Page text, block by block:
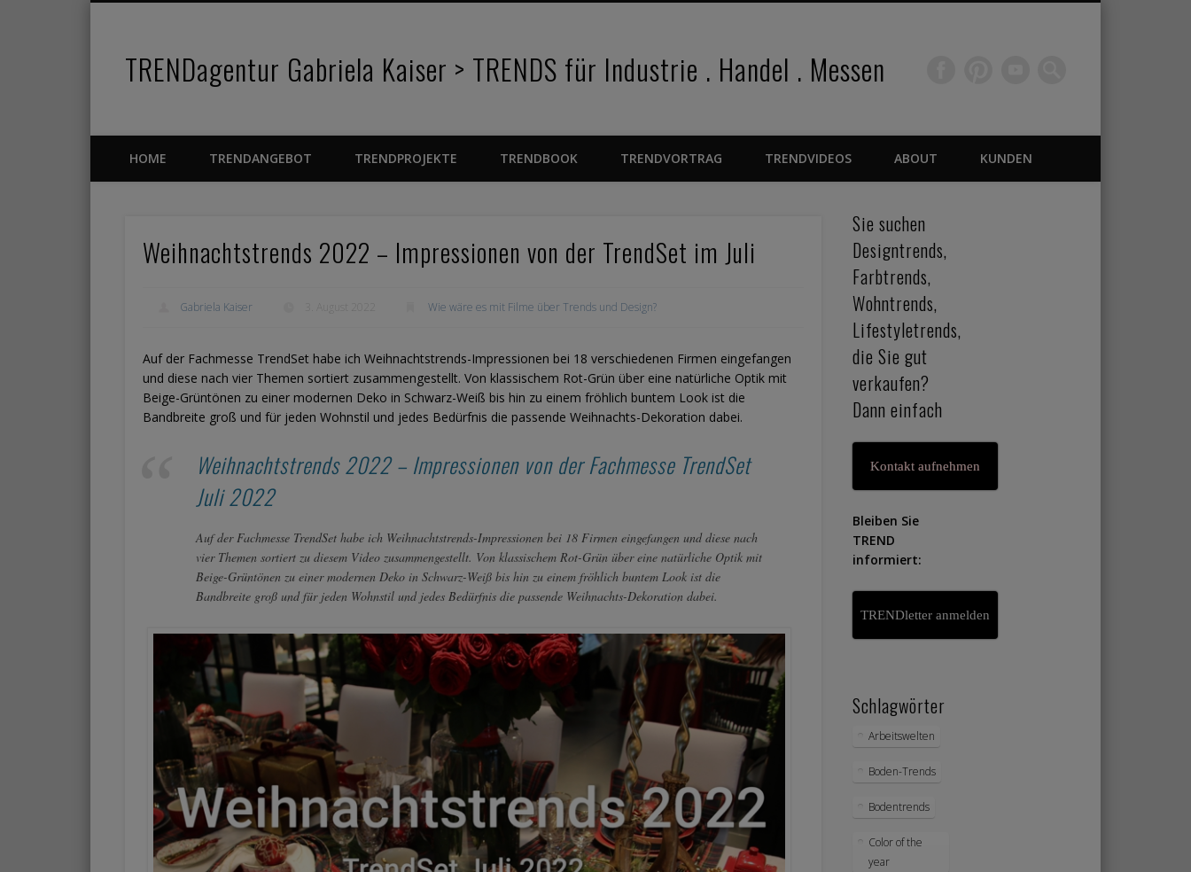
TRENDagentur Gabriela Kaiser > TRENDS für Industrie . Handel . Messen
PinterestVimeo
HOME TRENDANGEBOT TRENDPROJEKTE TRENDBOOK TRENDVORTRAG TRENDVIDEOS ABOUT KUNDEN
Weihnachtstrends 2022 – Impressionen von der TrendSet im Juli
Gabriela Kaiser Wie wäre es mit Filme über Trends und Design?
Auf der Fachmesse TrendSet habe ich Weihnachtstrends-Impressionen bei 18 verschiedenen Firmen eingefangen
und diese nach vier Themen sortiert zusammengestellt. Von klassischem Rot-Grün über eine natürliche Optik mit
Beige-Grüntönen zu einer modernen Deko in Schwarz-Weiß bis hin zu einem fröhlich buntem Look ist die
Bandbreite groß und für jeden Wohnstil und jedes Bedürfnis die passende Weihnachts-Dekoration dabei.
Weihnachtstrends 2022 – Impressionen von der Fachmesse TrendSet
Juli 2022
Auf der Fachmesse TrendSet habe ich Weihnachtstrends-Impressionen bei 18 Firmen eingefangen und diese nach
vier Themen sortiert zu diesem Video zusammengestellt. Von klassischem Rot-Grün über eine natürliche Optik mit
Beige-Grüntönen zu einer modernen Deko in Schwarz-Weiß bis hin zu einem fröhlich buntem Look ist die
Bandbreite groß und für jeden Wohnstil und jedes Bedürfnis die passende Weihnachts-Dekoration dabei.
Sie suchen
Designtrends,
Farbtrends,
Wohntrends,
Lifestyletrends,
die Sie gut
verkaufen?
Dann einfach
Kontakt aufnehmen
Bleiben Sie
TREND
informiert:
TRENDletter anmelden
Schlagwörter
Arbeitswelten
Boden-Trends
Bodentrends
Color of the
year